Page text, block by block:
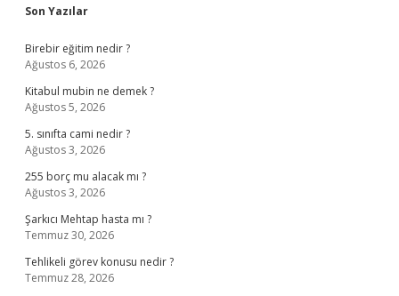
Sidebar
Son Yazılar
Birebir eğitim nedir ?
Ağustos 6, 2026
Kitabul mubin ne demek ?
Ağustos 5, 2026
5. sınıfta cami nedir ?
Ağustos 3, 2026
255 borç mu alacak mı ?
Ağustos 3, 2026
Şarkıcı Mehtap hasta mı ?
Temmuz 30, 2026
Tehlikeli görev konusu nedir ?
Temmuz 28, 2026